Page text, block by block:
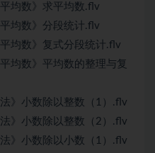
均数》求平均数.flv
均数》分段统计.flv
均数》复式分段统计.flv
均数》平均数的整理与复
》小数除以整数（1）.flv
》小数除以整数（2）.flv
》小数除以小数（1）.flv